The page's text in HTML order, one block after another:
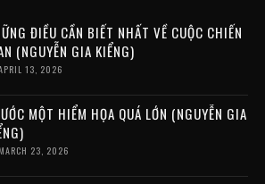
ĐIỀU CẦN BIẾT NHẤT VỀ CUỘC CHIẾN
(NGUYỄN GIA KIỂNG)
13, 2026
MỘT HIỂM HỌA QUÁ LỚN (NGUYỄN GIA
MARCH 23, 2026